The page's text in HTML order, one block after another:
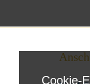
Cookie-